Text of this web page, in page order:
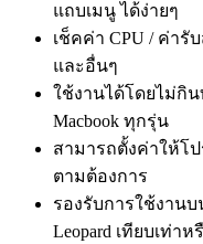
แถบเมนู ได้ง่ายๆ
เช็คค่า CPU / ค่ารั
และอื่นๆ
ใช้งานได้โดยไม่กิ
Macbook ทุกรุ่น
สามารถตั้งค่าให้โ
ตามต้องการ
รองรับการใช้งานบ
Leopard เทียบเท่าห